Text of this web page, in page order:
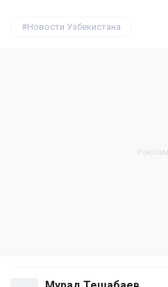
Новости Узбекистана